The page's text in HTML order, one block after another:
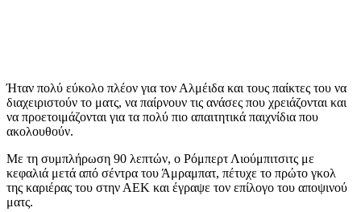
Ήταν πολύ εύκολο πλέον για τον Αλμέιδα και τους παίκτες του να
διαχειριστούν το ματς, να παίρνουν τις ανάσες που χρειάζονται και
να προετοιμάζονται για τα πολύ πιο απαιτητικά παιχνίδια που
ακολουθούν.
Με τη συμπλήρωση 90 λεπτών, ο Ρόμπερτ Λιούμπιτσιτς με
κεφαλιά μετά από σέντρα του Άμραμπατ, πέτυχε το πρώτο γκολ
της καριέρας του στην ΑΕΚ και έγραψε τον επίλογο του αποψινού
ματς.